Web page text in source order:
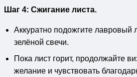
Шаг 4: Сжигание листа.
Аккуратно подожгите лавровый
зелёной свечи.
Пока лист горит, продолжайте
желание и чувствовать